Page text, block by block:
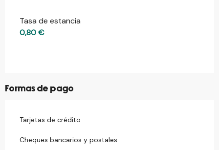
Tasa de estancia
0,80 €
Formas de pago
Tarjetas de crédito
Cheques bancarios y postales